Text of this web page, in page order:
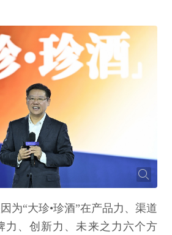
为“大珍•珍酒”在产品力、渠道
力、创新力、未来之力六个方